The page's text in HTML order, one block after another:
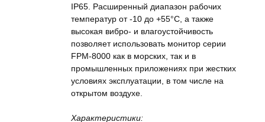
IP65. Расширенный диапазон рабочих
температур от -10 до +55°С, а также
высокая вибро- и влагоустойчивость
позволяет использовать монитор серии
FPM-8000 как в морских, так и в
промышленных приложениях при жестких
условиях эксплуатации, в том числе на
открытом воздухе.
Характеристики: